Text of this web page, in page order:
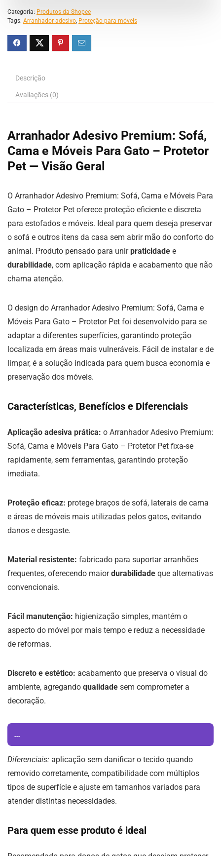
Categoria: Produtos da Shopee
Tags: Arranhador adesivo, Proteção para móveis
Descrição
Avaliações (0)
Arranhador Adesivo Premium: Sofá,
Cama e Móveis Para Gato – Protetor
Pet — Visão Geral
O Arranhador Adesivo Premium: Sofá, Cama e Móveis Para
Gato – Protetor Pet oferece proteção eficiente e discreta
para estofados e móveis. Ideal para quem deseja preservar
o sofá e outros itens da casa sem abrir mão do conforto do
animal. Produto pensado para unirpraticidade e
durabilidade, com aplicação rápida e acabamento que não
chama atenção.
O design do Arranhador Adesivo Premium: Sofá, Cama e
Móveis Para Gato – Protetor Pet foi desenvolvido para se
adaptar a diferentes superfícies, garantindo proteção
localizada em áreas mais vulneráveis. Fácil de instalar e de
limpar, é a solução indicada para quem busca economia e
preservação dos móveis.
Características, Benefícios e Diferenciais
Aplicação adesiva prática: o Arranhador Adesivo Premium:
Sofá, Cama e Móveis Para Gato – Protetor Pet fixa-se
rapidamente, sem ferramentas, garantindo proteção
imediata.
Proteção eficaz: protege braços de sofá, laterais de cama
e áreas de móveis mais utilizadas pelos gatos, evitando
danos e desgaste.
Material resistente: fabricado para suportar arranhões
frequentes, oferecendo maiordurabilidade que alternativas
convencionais.
Fácil manutenção: higienização simples, mantém o
aspecto do móvel por mais tempo e reduz a necessidade
de reformas.
Discreto e estético: acabamento que preserva o visual do
ambiente, agregando qualidade sem comprometer a
decoração.
...
Diferenciais: aplicação sem danificar o tecido quando
removido corretamente, compatibilidade com múltiplos
tipos de superfície e ajuste em tamanhos variados para
atender distintas necessidades.
Para quem esse produto é ideal